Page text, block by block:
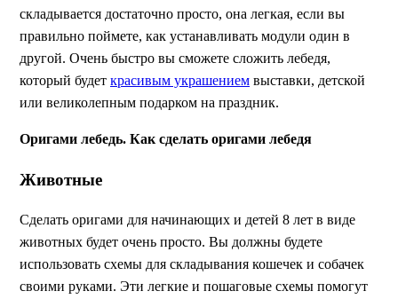
складывается достаточно просто, она легкая, если вы
правильно поймете, как устанавливать модули один в
другой. Очень быстро вы сможете сложить лебедя,
который будет красивым украшением выставки, детской
или великолепным подарком на праздник.
Оригами лебедь. Как сделать оригами лебедя
Животные
Сделать оригами для начинающих и детей 8 лет в виде
животных будет очень просто. Вы должны будете
использовать схемы для складывания кошечек и собачек
своими руками. Эти легкие и пошаговые схемы помогут